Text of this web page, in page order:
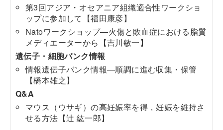
第3回アジア・オセアニア組織適合性ワークショ
ップに参加して【福田康彦】
Natoワークショップ―火傷と敗血症における脂質
メディエーターから【吉川敏一】
遺伝子・細胞バンク情報
情報遺伝子バンク情報―順調に進む収集・保管
【橋本雄之】
Q&A
マウス（ウサギ）の高妊娠率を得，妊娠を維持さ
せる方法【辻 紘一郎】